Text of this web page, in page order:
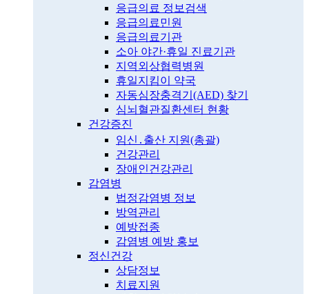
응급의료 정보검색
응급의료민원
응급의료기관
소아 야간·휴일 진료기관
지역외상협력병원
휴일지킴이 약국
자동심장충격기(AED) 찾기
심뇌혈관질환센터 현황
건강증진
임신․출산 지원(총괄)
건강관리
장애인건강관리
감염병
법정감염병 정보
방역관리
예방접종
감염병 예방 홍보
정신건강
상담정보
치료지원